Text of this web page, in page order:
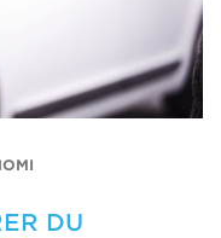
DU